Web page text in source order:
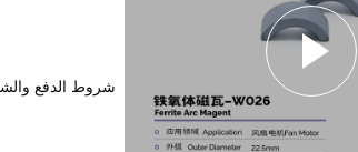
شروط الدفع